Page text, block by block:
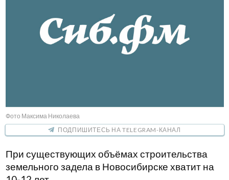
Фото Максима Николаева
ПОДПИШИТЕСЬ НА TELEGRAM-КАНАЛ
При существующих объёмах строительства
земельного задела в Новосибирске хватит на